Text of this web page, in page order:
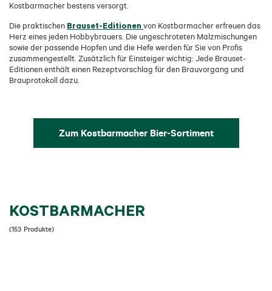
Kostbarmacher bestens versorgt.
Die praktischen Brauset-Editionen von Kostbarmacher erfreuen das
Herz eines jeden Hobbybrauers. Die ungeschroteten Malzmischungen
sowie der passende Hopfen und die Hefe werden für Sie von Profis
zusammengestellt. Zusätzlich für Einsteiger wichtig: Jede Brauset-
Editionen enthält einen Rezeptvorschlag für den Brauvorgang und
Brauprotokoll dazu.
Zum Kostbarmacher Bier-Sortiment
KOSTBARMACHER
(153 Produkte)